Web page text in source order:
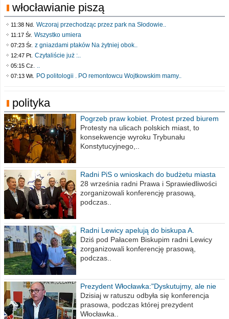
włocławianie piszą
11:38 Nd. Wczoraj przechodząc przez park na Słodowie..
11:17 Śr. Wszystko umiera
07:23 Śr. z gniazdami ptaków Na żytniej obok..
12:47 Pt. Czytaliście już :..
05:15 Cz. ..
07:13 Wt. PO politologii . PO remontowcu Wojtkowskim mamy..
polityka
Pogrzeb praw kobiet. Protest przed biurem
poselskim PiS
Protesty na ulicach polskich miast, to
konsekwencje wyroku Trybunału
Konstytucyjnego,..
Radni PiS o wnioskach do budżetu miasta
na 2021 rok
28 września radni Prawa i Sprawiedliwości
zorganizowali konferencję prasową,
podczas..
Radni Lewicy apelują do biskupa A.
Wiesława Meringa
Dziś pod Pałacem Biskupim radni Lewicy
zorganizowali konferencję prasową,
podczas..
Prezydent Włocławka:"Dyskutujmy, ale nie
obrażajmy się”
Dzisiaj w ratuszu odbyła się konferencja
prasowa, podczas której prezydent
Włocławka..